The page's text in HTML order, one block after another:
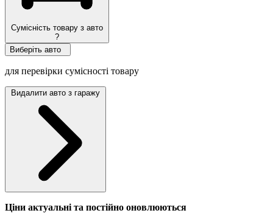
Сумісність товару з авто
?
Виберіть авто
для перевірки сумісності товару
Видалити авто з гаражу
Ціни актуальні та постійно оновлюються